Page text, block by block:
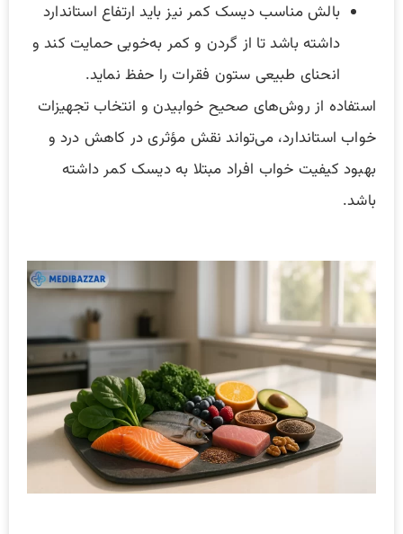
بالش مناسب دیسک کمر نیز باید ارتفاع استاندارد
داشته باشد تا از گردن و کمر به‌خوبی حمایت کند و
انحنای طبیعی ستون فقرات را حفظ نماید.
استفاده از روش‌های صحیح خوابیدن و انتخاب تجهیزات
خواب استاندارد، می‌تواند نقش مؤثری در کاهش درد و
بهبود کیفیت خواب افراد مبتلا به دیسک کمر داشته
باشد.